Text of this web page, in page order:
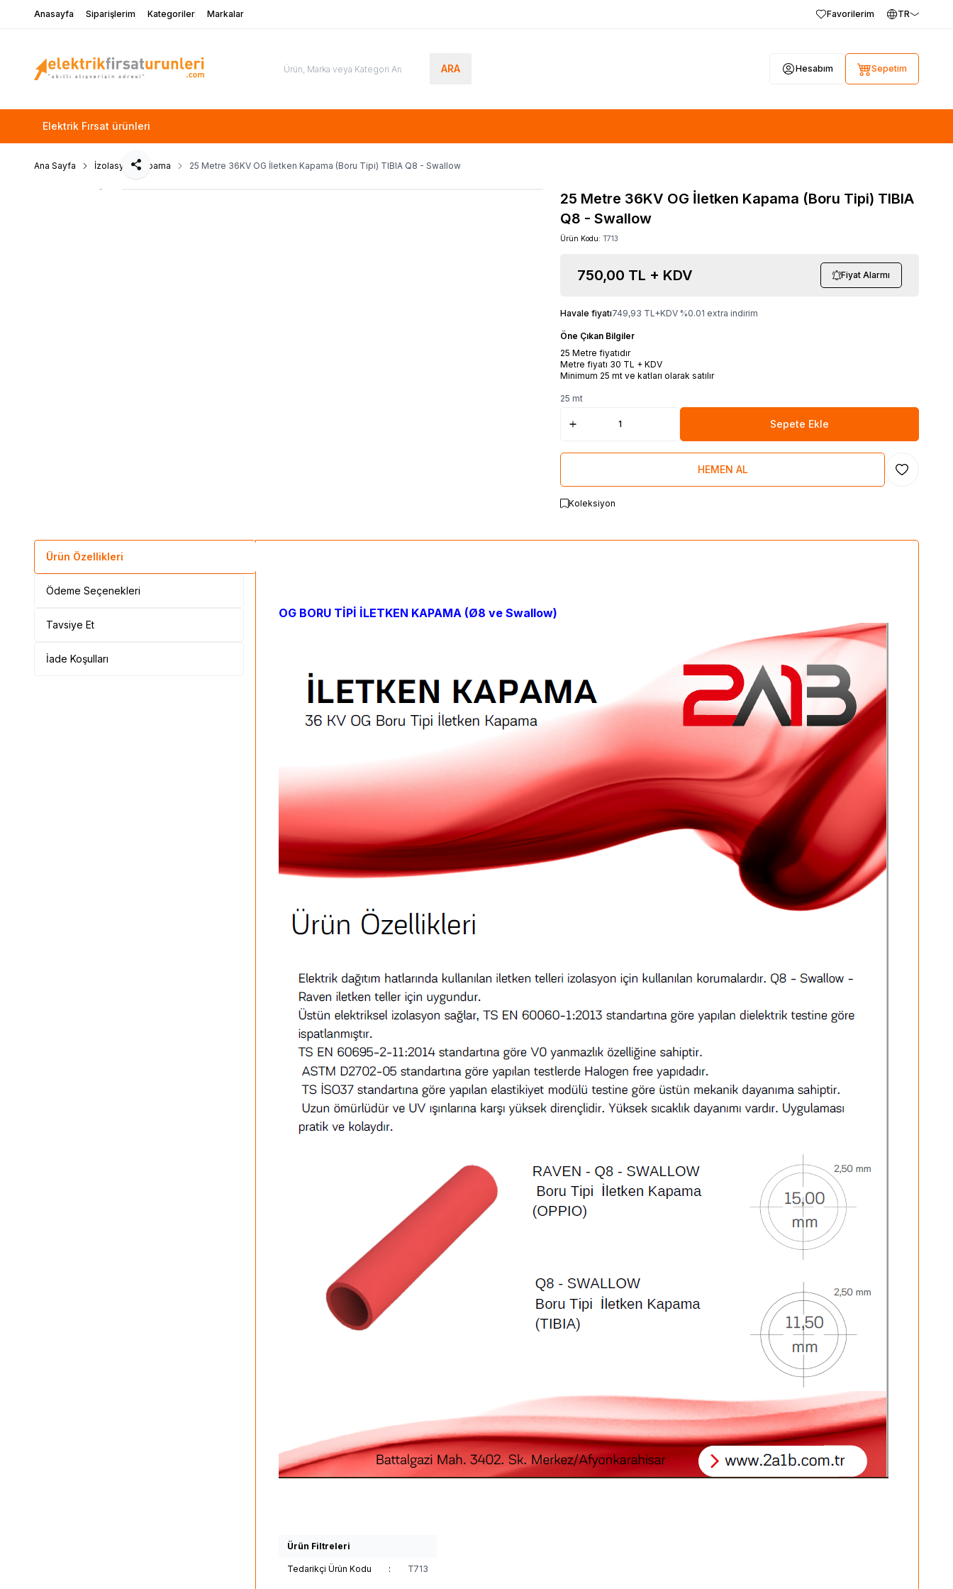
Anasayfa Siparişlerim Kategoriler Markalar Favorilerim TR
ARA Hesabım Sepetim
Elektrik Fırsat ürünleri
Ana Sayfa İzolasyon Kapama 25 Metre 36KV OG İletken Kapama (Boru Tipi) TIBIA Q8 - Swallow
Paylaş
25 Metre 36KV OG İletken Kapama (Boru Tipi) TIBIA
Q8 - Swallow
Ürün Kodu: T713
750,00 TL + KDV Fiyat Alarmı
Havale fiyatı749,93 TL+KDV %0.01 extra indirim
Öne Çıkan Bilgiler
25 Metre fiyatıdır
Metre fiyatı 30 TL + KDV
Minimum 25 mt ve katları olarak satılır
25 mt
Sepete Ekle
HEMEN AL Favoriye
Koleksiyon
Ürün Özellikleri
Ödeme Seçenekleri
Tavsiye Et
İade Koşulları
OG BORU TİPİ İLETKEN KAPAMA (Ø8 ve Swallow)
Ürün Filtreleri
Tedarikçi Ürün Kodu : T713